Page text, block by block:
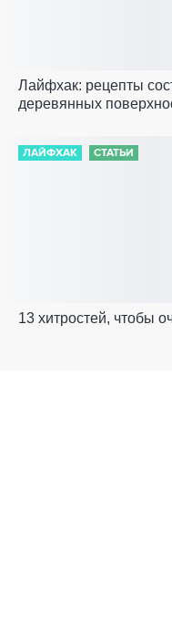
Лайфхак: рецепты
деревянных
ЛАЙФХАК СТАТЬИ
13 хитростей, чтобы